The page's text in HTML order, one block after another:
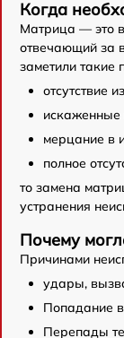
Когда
Матрица — это
отвечающий за
заметили такие
отсутствие
искаженные
мерцание в
полное
то замена
устранения
Почему
Причинами
удары,
Попадание
Перепады